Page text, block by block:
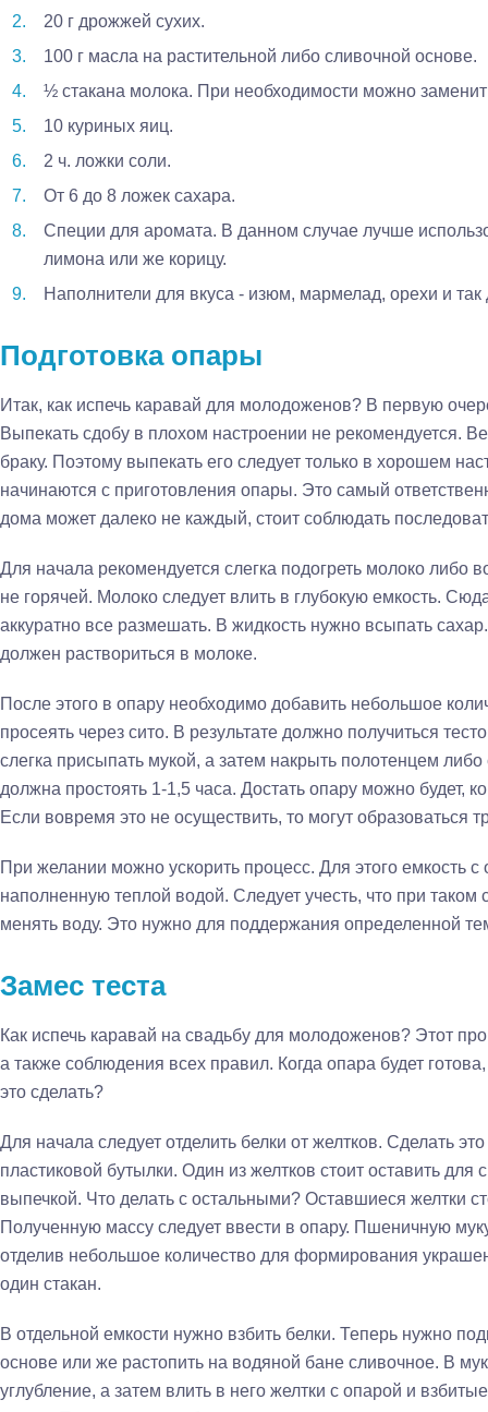
20 г дрожжей сухих.
100 г масла на растительной либо сливочной основе.
½ стакана молока. При необходимости можно
10 куриных яиц.
2 ч. ложки соли.
От 6 до 8 ложек сахара.
Специи для аромата. В данном случае лучше
лимона или же корицу.
Наполнители для вкуса - изюм, мармелад, орехи и так
Подготовка опары
Итак, как испечь каравай для молодоженов? В первую
Выпекать сдобу в плохом настроении не рекомендуется.
браку. Поэтому выпекать его следует только в хорошем
начинаются с приготовления опары. Это самый
дома может далеко не каждый, стоит соблюдать
Для начала рекомендуется слегка подогреть молоко либо
не горячей. Молоко следует влить в глубокую емкость.
аккуратно все размешать. В жидкость нужно всыпать
должен раствориться в молоке.
После этого в опару необходимо добавить небольшое
просеять через сито. В результате должно получиться
слегка присыпать мукой, а затем накрыть полотенцем
должна простоять 1-1,5 часа. Достать опару можно будет,
Если вовремя это не осуществить, то могут образоваться
При желании можно ускорить процесс. Для этого емкость с
наполненную теплой водой. Следует учесть, что при таком
менять воду. Это нужно для поддержания определенной
Замес теста
Как испечь каравай на свадьбу для молодоженов? Этот
а также соблюдения всех правил. Когда опара будет
это сделать?
Для начала следует отделить белки от желтков. Сделать
пластиковой бутылки. Один из желтков стоит оставить для
выпечкой. Что делать с остальными? Оставшиеся желтки
Полученную массу следует ввести в опару. Пшеничную
отделив небольшое количество для формирования
один стакан.
В отдельной емкости нужно взбить белки. Теперь нужно
основе или же растопить на водяной бане сливочное. В
углубление, а затем влить в него желтки с опарой и